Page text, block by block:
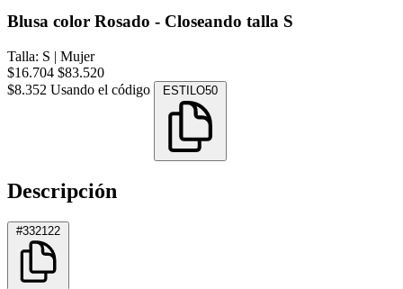
Blusa color Rosado - Closeando talla S
Talla: S | Mujer
$16.704 $83.520
$8.352 Usando el código ESTILO50
Descripción
#332122